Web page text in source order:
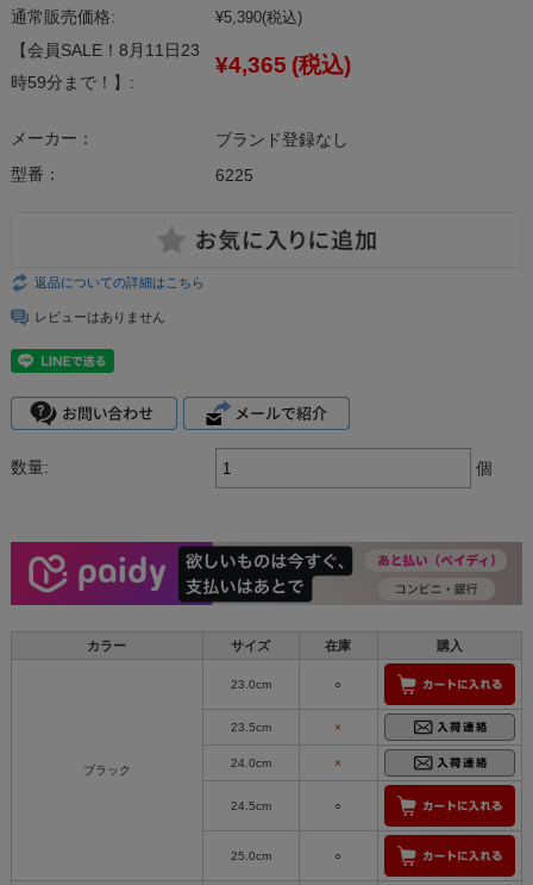
通常販売価格: ¥5,390(税込)
【会員SALE！8月11日23
時59分まで！】:
¥4,365 (税込)
メーカー：
ブランド登録なし
型番：
6225
返品についての詳細はこちら
レビューはありません
数量: 個
カラー サイズ 在庫 購入
ブラック
23.0cm ○
23.5cm ×
24.0cm ×
24.5cm ○
25.0cm ○